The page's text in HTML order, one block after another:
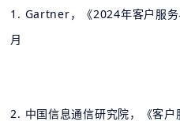
1. Gartner，《2024年客户服
月
2. 中国信息通信研究院，《客户